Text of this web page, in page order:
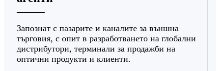
Запознат с пазарите и каналите за външна
търговия, с опит в разработването на глобални
дистрибутори, терминали за продажби на
оптични продукти и клиенти.